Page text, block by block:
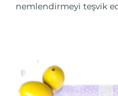
nemlendirmeyi teşvik
Norveç
Umman